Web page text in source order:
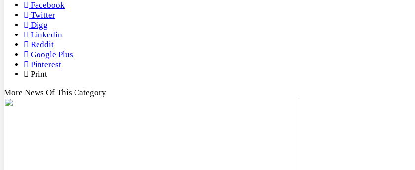
Facebook
Twitter
Digg
Linkedin
Reddit
Google Plus
Pinterest
Print
More News Of This Category